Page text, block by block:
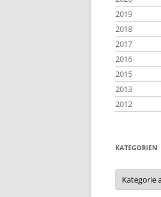
2019
2018
2017
2016
2015
2013
2012
KATEGORIEN
Kategorien